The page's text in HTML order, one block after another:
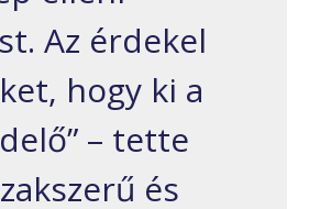
Az érdekel
hogy ki a
– tette
és